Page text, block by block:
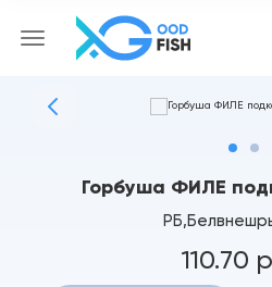
Горбуша ФИЛЕ
110.70